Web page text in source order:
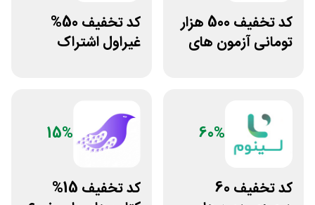
کد تخفیف 500 هزار
تومانی آزمون های
کد تخفیف 50%
غیراول اشتراک
60%
کد تخفیف 60
15%
کد تخفیف 15%